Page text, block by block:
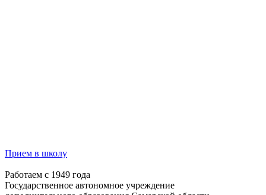
Прием в школу
Работаем с 1949 года
Государственное автономное учреждение